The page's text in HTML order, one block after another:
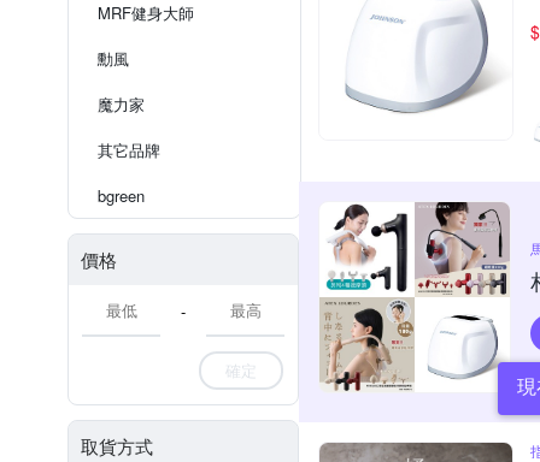
MRF健身大師
勳風
魔力家
其它品牌
bgreen
價格
-
確定
取貨方式
$